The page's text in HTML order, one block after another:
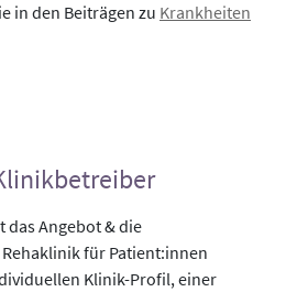
in den Beiträgen zu Krankheiten
das Angebot & die
für Patient:innen
Klinik-Profil, einer